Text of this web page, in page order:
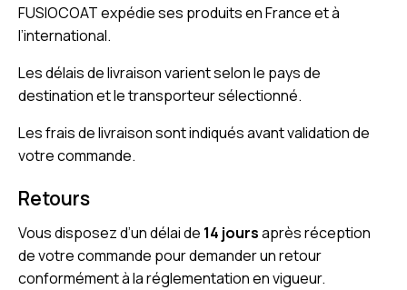
FUSIOCOAT expédie ses produits en France et à
l’international.
Les délais de livraison varient selon le pays de
destination et le transporteur sélectionné.
Les frais de livraison sont indiqués avant validation de
votre commande.
Retours
Vous disposez d’un délai de 14 joursaprès réception
de votre commande pour demander un retour
conformément à la réglementation en vigueur.